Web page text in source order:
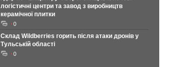
логістичні центри та завод з виробництв
керамічної плитки
0
Склад Wildberries горить після атаки дронів у
Тульській області
0